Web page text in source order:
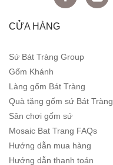
CỬA HÀNG
Sứ Bát Tràng Group
Gốm Khánh
Làng gốm Bát Tràng
Quà tặng gốm sứ Bát Tràng
Sân chơi gốm sứ
Mosaic Bat Trang FAQs
Hướng dẫn mua hàng
Hướng dẫn thanh toán